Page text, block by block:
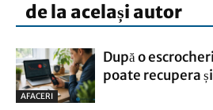
de la același autor
AFACERI
După o
poate recupera